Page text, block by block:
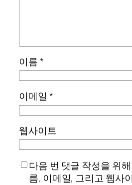
이름*
이메일 *
웹사이트
다음 번 댓글 작성을 위
름, 이메일, 그리고 웹사